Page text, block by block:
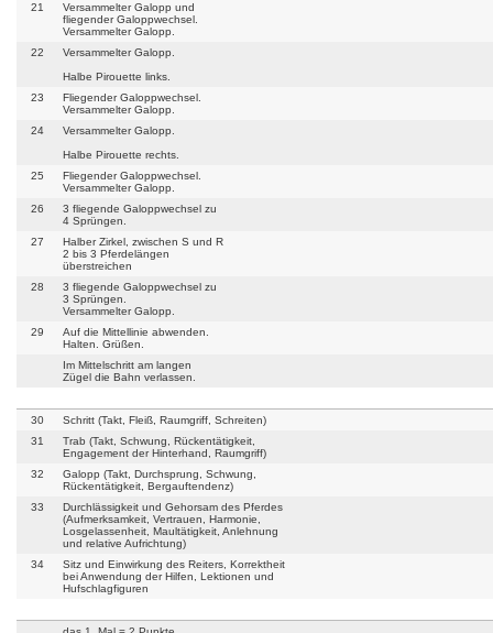
21
Versammelter Galopp und
fliegender Galoppwechsel.
Versammelter Galopp.
22
Versammelter Galopp.
Halbe Pirouette links.
23
Fliegender Galoppwechsel.
Versammelter Galopp.
24
Versammelter Galopp.
Halbe Pirouette rechts.
25
Fliegender Galoppwechsel.
Versammelter Galopp.
26
3 fliegende Galoppwechsel zu
4 Sprüngen.
27
Halber Zirkel, zwischen S und R
2 bis 3 Pferdelängen
überstreichen
28
3 fliegende Galoppwechsel zu
3 Sprüngen.
Versammelter Galopp.
29
Auf die Mittellinie abwenden.
Halten. Grüßen.
Im Mittelschritt am langen
Zügel die Bahn verlassen.
30
Schritt (Takt, Fleiß, Raumgriff, Schreiten)
31
Trab (Takt, Schwung, Rückentätigkeit,
Engagement der Hinterhand, Raumgriff)
32
Galopp (Takt, Durchsprung, Schwung,
Rückentätigkeit, Bergauftendenz)
33
Durchlässigkeit und Gehorsam des Pferdes
(Aufmerksamkeit, Vertrauen, Harmonie,
Losgelassenheit, Maultätigkeit, Anlehnung
und relative Aufrichtung)
34
Sitz und Einwirkung des Reiters, Korrektheit
bei Anwendung der Hilfen, Lektionen und
Hufschlagfiguren